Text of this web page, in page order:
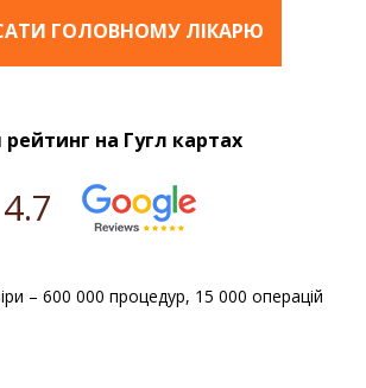
ГОЛОВНОМУ ЛІКАРЮ
на Гугл картах
4.7
– 600 000 процедур, 15 000 операцій